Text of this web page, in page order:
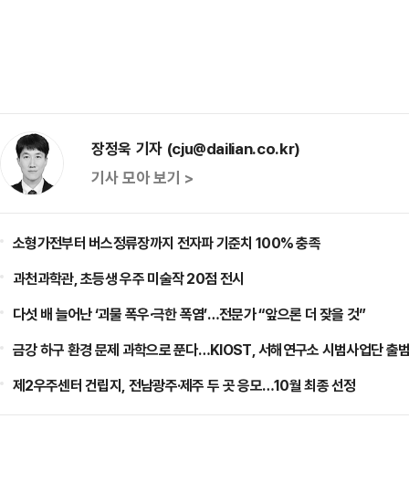
장정욱 기자 (cju@dailian.co.kr)
기사 모아 보기 >
소형가전부터 버스정류장까지 전자파 기준치 100% 충족
과천과학관, 초등생 우주 미술작 20점 전시
다섯 배 늘어난 ‘괴물 폭우·극한 폭염’…전문가 “앞으론 더 잦을 것”
금강 하구 환경 문제 과학으로 푼다…KIOST, 서해연구소 시범사업단 출
제2우주센터 건립지, 전남광주·제주 두 곳 응모…10월 최종 선정